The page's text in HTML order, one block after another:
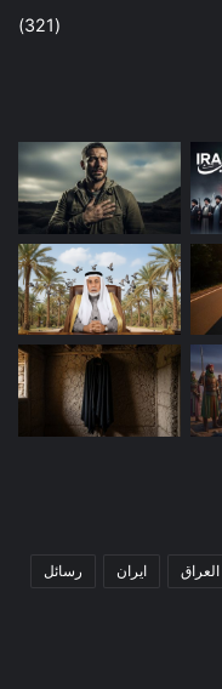
(321)
العراق ايران رسائل